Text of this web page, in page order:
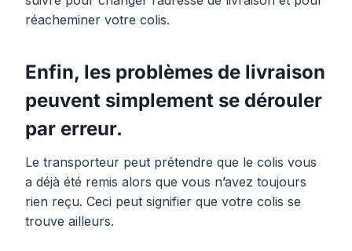
réacheminer votre colis.
Enfin, les problèmes de livraison
peuvent simplement se dérouler
par erreur.
Le transporteur peut prétendre que le colis vous
a déjà été remis alors que vous n’avez toujours
rien reçu. Ceci peut signifier que votre colis se
trouve ailleurs.